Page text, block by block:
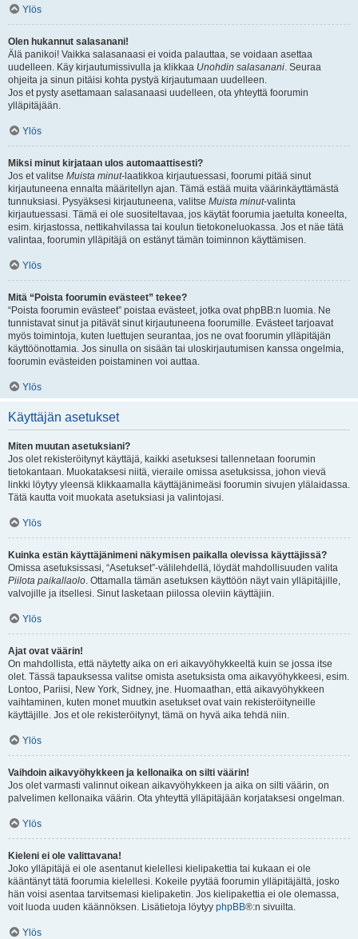
Ylös
Olen hukannut salasanani!
Älä panikoi! Vaikka salasanaasi ei voida palauttaa, se voidaan asettaa
uudelleen. Käy kirjautumissivulla ja klikkaa Unohdin salasanani. Seuraa
ohjeita ja sinun pitäisi kohta pystyä kirjautumaan uudelleen.
Jos et pysty asettamaan salasanaasi uudelleen, ota yhteyttä foorumin
ylläpitäjään.
Ylös
Miksi minut kirjataan ulos automaattisesti?
Jos et valitse Muista minut-laatikkoa kirjautuessasi, foorumi pitää sinut
kirjautuneena ennalta määritellyn ajan. Tämä estää muita väärinkäyttämästä
tunnuksiasi. Pysyäksesi kirjautuneena, valitse Muista minut-valinta
kirjautuessasi. Tämä ei ole suositeltavaa, jos käytät foorumia jaetulta koneelta,
esim. kirjastossa, nettikahvilassa tai koulun tietokoneluokassa. Jos et näe tätä
valintaa, foorumin ylläpitäjä on estänyt tämän toiminnon käyttämisen.
Ylös
Mitä “Poista foorumin evästeet” tekee?
“Poista foorumin evästeet” poistaa evästeet, jotka ovat phpBB:n luomia. Ne
tunnistavat sinut ja pitävät sinut kirjautuneena foorumille. Evästeet tarjoavat
myös toimintoja, kuten luettujen seurantaa, jos ne ovat foorumin ylläpitäjän
käyttöönottamia. Jos sinulla on sisään tai uloskirjautumisen kanssa ongelmia,
foorumin evästeiden poistaminen voi auttaa.
Ylös
Käyttäjän asetukset
Miten muutan asetuksiani?
Jos olet rekisteröitynyt käyttäjä, kaikki asetuksesi tallennetaan foorumin
tietokantaan. Muokataksesi niitä, vieraile omissa asetuksissa, johon vievä
linkki löytyy yleensä klikkaamalla käyttäjänimeäsi foorumin sivujen ylälaidassa.
Tätä kautta voit muokata asetuksiasi ja valintojasi.
Ylös
Kuinka estän käyttäjänimeni näkymisen paikalla olevissa käyttäjissä?
Omissa asetuksissasi, “Asetukset”-välilehdellä, löydät mahdollisuuden valita
Piilota paikallaolo. Ottamalla tämän asetuksen käyttöön näyt vain ylläpitäjille,
valvojille ja itsellesi. Sinut lasketaan piilossa oleviin käyttäjiin.
Ylös
Ajat ovat väärin!
On mahdollista, että näytetty aika on eri aikavyöhykkeeltä kuin se jossa itse
olet. Tässä tapauksessa valitse omista asetuksista oma aikavyöhykkeesi, esim.
Lontoo, Pariisi, New York, Sidney, jne. Huomaathan, että aikavyöhykkeen
vaihtaminen, kuten monet muutkin asetukset ovat vain rekisteröityneille
käyttäjille. Jos et ole rekisteröitynyt, tämä on hyvä aika tehdä niin.
Ylös
Vaihdoin aikavyöhykkeen ja kellonaika on silti väärin!
Jos olet varmasti valinnut oikean aikavyöhykkeen ja aika on silti väärin, on
palvelimen kellonaika väärin. Ota yhteyttä ylläpitäjään korjataksesi ongelman.
Ylös
Kieleni ei ole valittavana!
Joko ylläpitäjä ei ole asentanut kielellesi kielipakettia tai kukaan ei ole
kääntänyt tätä foorumia kielellesi. Kokeile pyytää foorumin ylläpitäjältä, josko
hän voisi asentaa tarvitsemasi kielipaketin. Jos kielipakettia ei ole olemassa,
voit luoda uuden käännöksen. Lisätietoja löytyy phpBB®:n sivuilta.
Ylös